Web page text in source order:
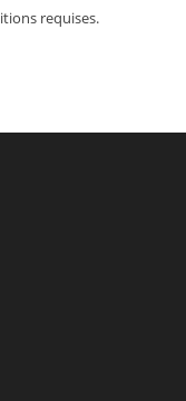
requises.